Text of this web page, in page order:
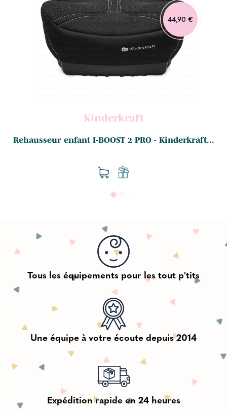
44,90 €
Kinderkraft
Rehausseur enfant I-BOOST 2 PRO - Kinderkraft...
Tous les équipements pour les tout p'tits
Une équipe à votre écoute depuis 2014
Expédition rapide en 24 heures